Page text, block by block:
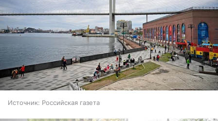
Источник: Российская газета